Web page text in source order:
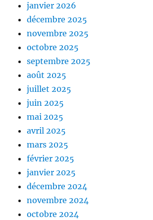
janvier 2026
décembre 2025
novembre 2025
octobre 2025
septembre 2025
août 2025
juillet 2025
juin 2025
mai 2025
avril 2025
mars 2025
février 2025
janvier 2025
décembre 2024
novembre 2024
octobre 2024